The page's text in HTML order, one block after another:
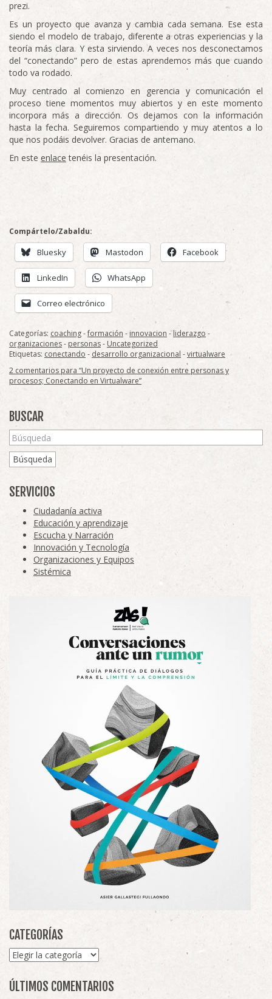
prezi.
Es un proyecto que avanza y cambia cada semana. Ese esta
siendo el modelo de trabajo, diferente a otras experiencias y la
teoría más clara. Y esta sirviendo. A veces nos desconectamos
del “conectando” pero de estas aprendemos más que cuando
todo va rodado.
Muy centrado al comienzo en gerencia y comunicación el
proceso tiene momentos muy abiertos y en este momento
incorpora más a dirección. Os dejamos con la información
hasta la fecha. Seguiremos compartiendo y muy atentos a lo
que nos podáis devolver. Gracias de antemano.
En este enlace tenéis la presentación.
Compártelo/Zabaldu:
Bluesky Mastodon Facebook
LinkedIn WhatsApp
Correo electrónico
Categorías: coaching-formación - innovacion -liderazgo -
organizaciones- personas- Uncategorized
Etiquetas: conectando - desarrollo organizacional -virtualware
2 comentarios para “Un proyecto de conexión entre personas y
procesos; Conectando en Virtualware”
BUSCAR
Búsqueda
SERVICIOS
Ciudadanía activa
Educación y aprendizaje
Escucha y Narración
Innovación y Tecnología
Organizaciones y Equipos
Sistémica
CATEGORÍAS
Categorías
ÚLTIMOS COMENTARIOS